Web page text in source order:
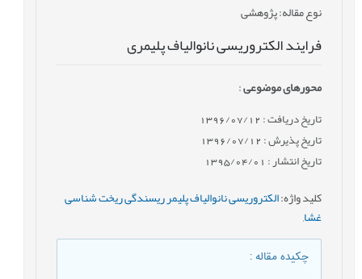
نوع مقاله: پژوهشی
فرايند الکتروریسی نانوالیاف پلیمری
محورهای موضوعی:
تاریخ دریافت : 1396/07/12
تاریخ پذیرش : 1396/07/12
تاریخ انتشار : 1395/04/01
کلید واژه:الکتروریسی نانوالیاف پلیمر ریسندگی ریخت شناسی
غشا,
چکیده مقاله: